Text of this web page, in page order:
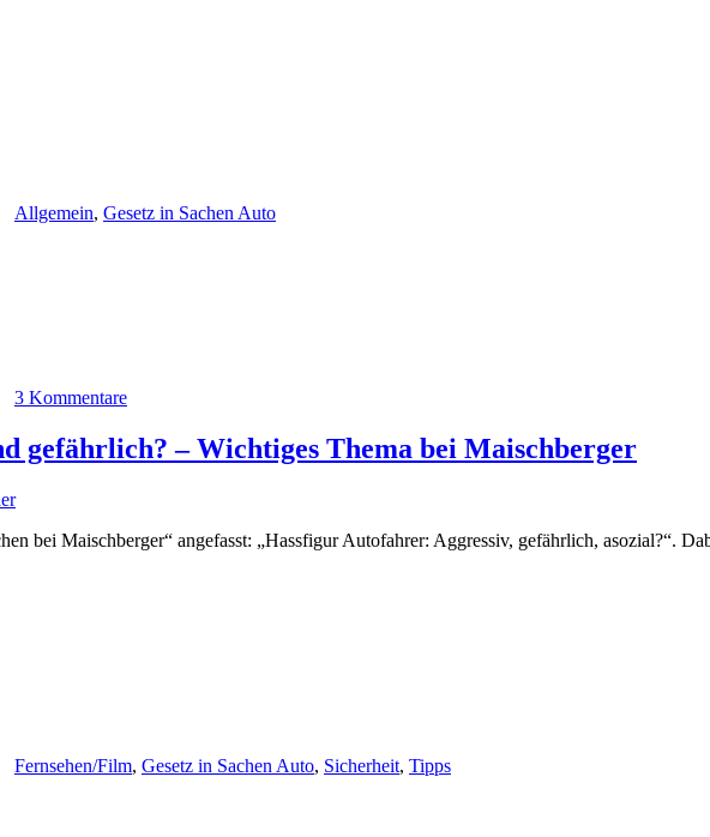
Allgemein, Gesetz in Sachen Auto
3 Kommentare
gefährlich? – Wichtiges Thema bei Maischberger
bei Maischberger“ angefasst: „Hassfigur Autofahrer: Aggressiv, gefährlich, asozial?“.
Fernsehen/Film, Gesetz in Sachen Auto, Sicherheit, Tipps